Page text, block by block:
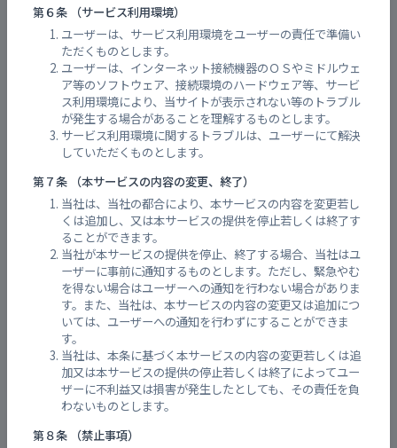
第６条 （サービス利用環境）
ユーザーは、サービス利用環境をユーザーの責任で準備い
ただくものとします。
ユーザーは、インターネット接続機器のＯＳやミドルウェ
ア等のソフトウェア、接続環境のハードウェア等、サービ
ス利用環境により、当サイトが表示されない等のトラブル
が発生する場合があることを理解するものとします。
サービス利用環境に関するトラブルは、ユーザーにて解決
していただくものとします。
第７条 （本サービスの内容の変更、終了）
当社は、当社の都合により、本サービスの内容を変更若し
くは追加し、又は本サービスの提供を停止若しくは終了す
ることができます。
当社が本サービスの提供を停止、終了する場合、当社はユ
ーザーに事前に通知するものとします。ただし、緊急やむ
を得ない場合はユーザーへの通知を行わない場合がありま
す。また、当社は、本サービスの内容の変更又は追加につ
いては、ユーザーへの通知を行わずにすることができま
す。
当社は、本条に基づく本サービスの内容の変更若しくは追
加又は本サービスの提供の停止若しくは終了によってユー
ザーに不利益又は損害が発生したとしても、その責任を負
わないものとします。
第８条 （禁止事項）
中津原浄水場